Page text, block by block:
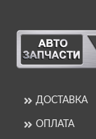
ДОСТАВКА
ОПЛАТА